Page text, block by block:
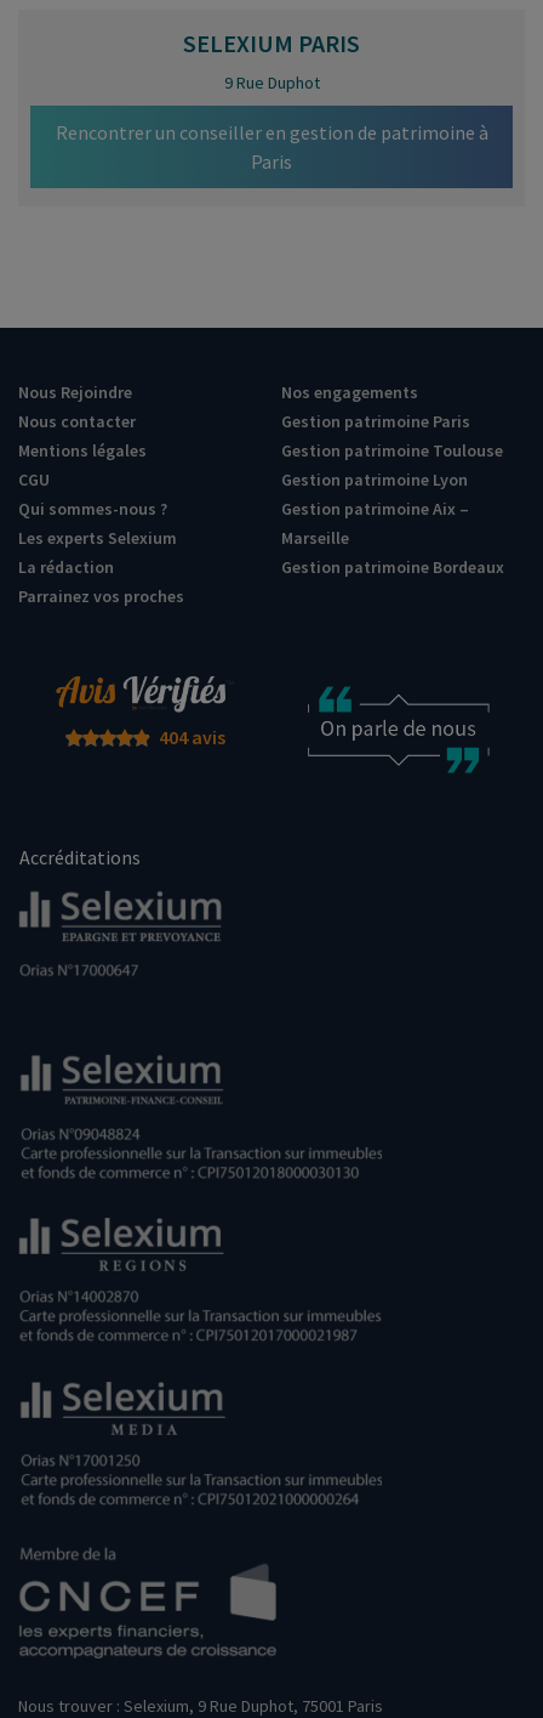
SELEXIUM PARIS
9 Rue Duphot
Rencontrer un conseiller en gestion de patrimoine à
Paris
Nous Rejoindre
Nous contacter
Mentions légales
CGU
Qui sommes-nous ?
Les experts Selexium
La rédaction
Parrainez vos proches
Nos engagements
Gestion patrimoine Paris
Gestion patrimoine Toulouse
Gestion patrimoine Lyon
Gestion patrimoine Aix –
Marseille
Gestion patrimoine Bordeaux
404 avis
Accréditations
Nous trouver : Selexium, 9 Rue Duphot, 75001 Paris